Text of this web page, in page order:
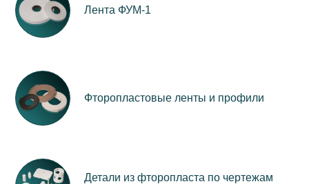
Лента ФУМ-1
Фторопластовые ленты и профили
Детали из фторопласта по чертежам